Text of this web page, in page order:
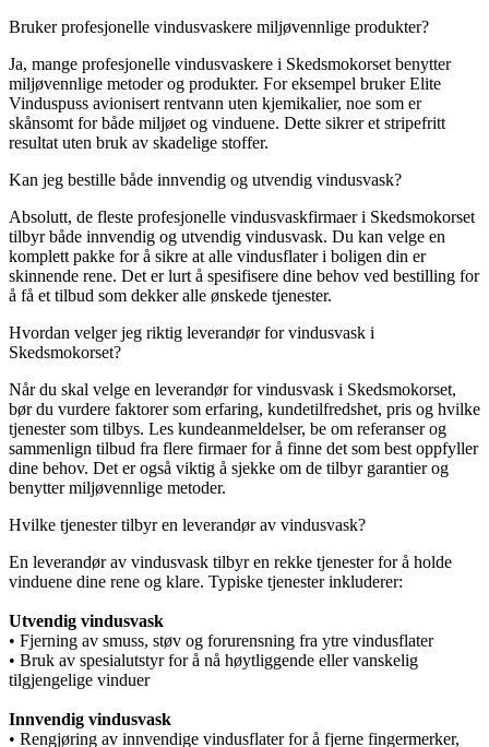
Bruker profesjonelle vindusvaskere miljøvennlige produkter?
Ja, mange profesjonelle vindusvaskere i Skedsmokorset benytter
miljøvennlige metoder og produkter. For eksempel bruker Elite
Vinduspuss avionisert rentvann uten kjemikalier, noe som er
skånsomt for både miljøet og vinduene. Dette sikrer et stripefritt
resultat uten bruk av skadelige stoffer.
Kan jeg bestille både innvendig og utvendig vindusvask?
Absolutt, de fleste profesjonelle vindusvaskfirmaer i Skedsmokorset
tilbyr både innvendig og utvendig vindusvask. Du kan velge en
komplett pakke for å sikre at alle vindusflater i boligen din er
skinnende rene. Det er lurt å spesifisere dine behov ved bestilling for
å få et tilbud som dekker alle ønskede tjenester.
Hvordan velger jeg riktig leverandør for vindusvask i
Skedsmokorset?
Når du skal velge en leverandør for vindusvask i Skedsmokorset,
bør du vurdere faktorer som erfaring, kundetilfredshet, pris og hvilke
tjenester som tilbys. Les kundeanmeldelser, be om referanser og
sammenlign tilbud fra flere firmaer for å finne det som best oppfyller
dine behov. Det er også viktig å sjekke om de tilbyr garantier og
benytter miljøvennlige metoder.
Hvilke tjenester tilbyr en leverandør av vindusvask?
En leverandør av vindusvask tilbyr en rekke tjenester for å holde
vinduene dine rene og klare. Typiske tjenester inkluderer:
Utvendig vindusvask
• Fjerning av smuss, støv og forurensning fra ytre vindusflater
• Bruk av spesialutstyr for å nå høytliggende eller vanskelig
tilgjengelige vinduer
Innvendig vindusvask
• Rengjøring av innvendige vindusflater for å fjerne fingermerker,